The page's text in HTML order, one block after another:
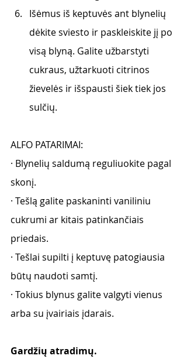
Išėmus iš keptuvės ant blynelių
dėkite sviesto ir paskleiskite jį po
visą blyną. Galite užbarstyti
cukraus, užtarkuoti citrinos
žievelės ir išspausti šiek tiek jos
sulčių.
ALFO PATARIMAI:
· Blynelių saldumą reguliuokite pagal
skonį.
· Tešlą galite paskaninti vaniliniu
cukrumi ar kitais patinkančiais
priedais.
· Tešlai supilti į keptuvę patogiausia
būtų naudoti samtį.
· Tokius blynus galite valgyti vienus
arba su įvairiais įdarais.
Gardžių atradimų.